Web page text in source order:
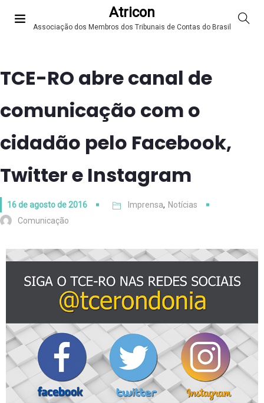
Atricon
Associação dos Membros dos Tribunais de Contas do Brasil
TCE-RO abre canal de
comunicação com o
cidadão pelo Facebook,
Twitter e Instagram
16 de agosto de 2016 Imprensa, Notícias
Comunicação